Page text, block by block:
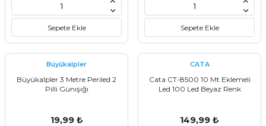
Sepete Ekle Sepete Ekle
Büyükalpler
Büyükalpler 3 Metre Periled 2
Pilli Günışığı
19,99 ₺
CATA
Cata CT-8500 10 Mt Eklemeli
Led 100 Led Beyaz Renk
149,99 ₺